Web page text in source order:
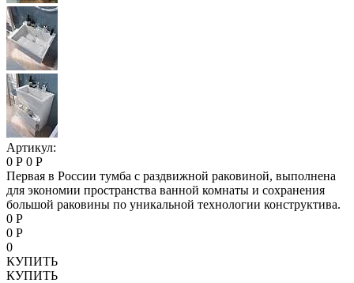
Артикул:
0 Р 0 Р
Первая в России тумба с раздвижной раковиной, выполнена
для экономии пространства ванной комнаты и сохранения
большой раковины по уникальной технологии конструктива.
0 Р
0 Р
0
КУПИТЬ
КУПИТЬ